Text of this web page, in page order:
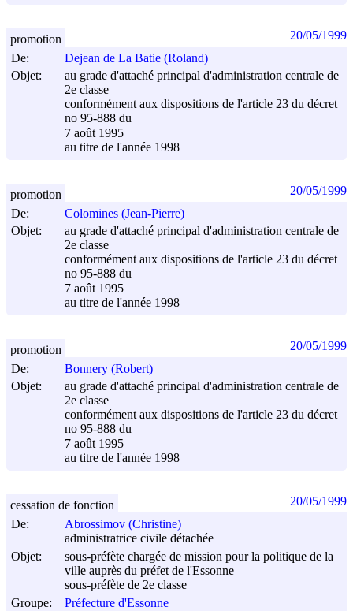
De:
Dejean de La Batie (Roland)
Objet:
au grade d'attaché principal d'administration centrale de
2e classe
conformément aux dispositions de l'article 23 du décret
no 95-888 du
7 août 1995
au titre de l'année 1998
promotion 20/05/1999
De:
Colomines (Jean-Pierre)
Objet:
au grade d'attaché principal d'administration centrale de
2e classe
conformément aux dispositions de l'article 23 du décret
no 95-888 du
7 août 1995
au titre de l'année 1998
promotion 20/05/1999
De:
Bonnery (Robert)
Objet:
au grade d'attaché principal d'administration centrale de
2e classe
conformément aux dispositions de l'article 23 du décret
no 95-888 du
7 août 1995
au titre de l'année 1998
promotion 20/05/1999
De:
Abrossimov (Christine)
administratrice civile détachée
Objet:
sous-préfète chargée de mission pour la politique de la
ville auprès du préfet de l'Essonne
sous-préfète de 2e classe
Groupe:
Préfecture d'Essonne
cessation de fonction 20/05/1999